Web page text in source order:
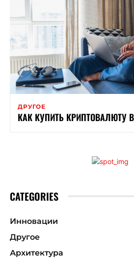
ДРУГОЕ
КАК КУПИТЬ КРИПТОВАЛЮТУ
CATEGORIES
Инновации
Другое
Архитектура